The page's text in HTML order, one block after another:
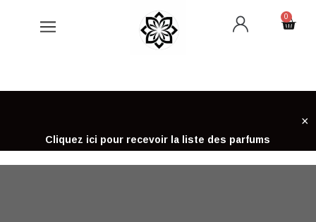
0
Cart
Cliquez ici pour recevoir la liste des parfums
×